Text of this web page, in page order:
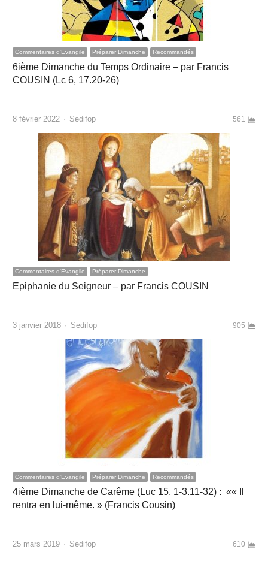
Commentaires d'Evangile Préparer Dimanche Recommandés
6ième Dimanche du Temps Ordinaire – par Francis
COUSIN (Lc 6, 17.20-26)
8 février 2022 Author
Sedifop 561
Commentaires d'Evangile Préparer Dimanche
Epiphanie du Seigneur – par Francis COUSIN
3 janvier 2018 Author
Sedifop 905
Commentaires d'Evangile Préparer Dimanche Recommandés
4ième Dimanche de Carême (Luc 15, 1-3.11-32) : «« Il
rentra en lui-même. » (Francis Cousin)
…
25 mars 2019 Author
Sedifop 610